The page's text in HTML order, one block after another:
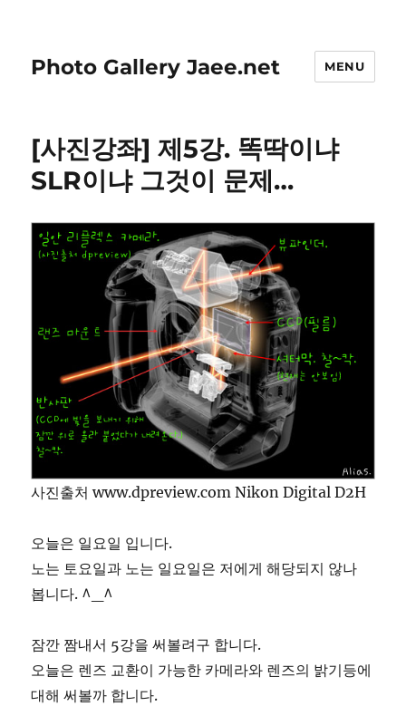
Photo Gallery Jaee.net MENU
[사진강좌] 제5강. 똑딱이냐
SLR이냐 그것이 문제…
사진출처 www.dpreview.com Nikon Digital D2H
오늘은 일요일 입니다.
노는 토요일과 노는 일요일은 저에게 해당되지 않나
봅니다. ^_^
잠깐 짬내서 5강을 써볼려구 합니다.
오늘은 렌즈 교환이 가능한 카메라와 렌즈의 밝기등에
대해 써볼까 합니다.